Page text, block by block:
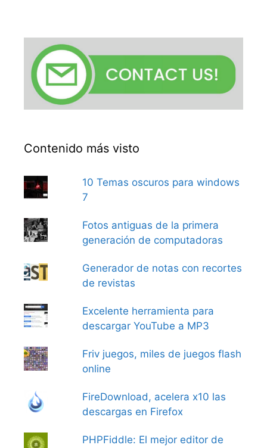
Contenido más visto
10 Temas oscuros para windows
7
Fotos antiguas de la primera
generación de computadoras
Generador de notas con recortes
de revistas
Excelente herramienta para
descargar YouTube a MP3
Friv juegos, miles de juegos flash
online
FireDownload, acelera x10 las
descargas en Firefox
PHPFiddle: El mejor editor de